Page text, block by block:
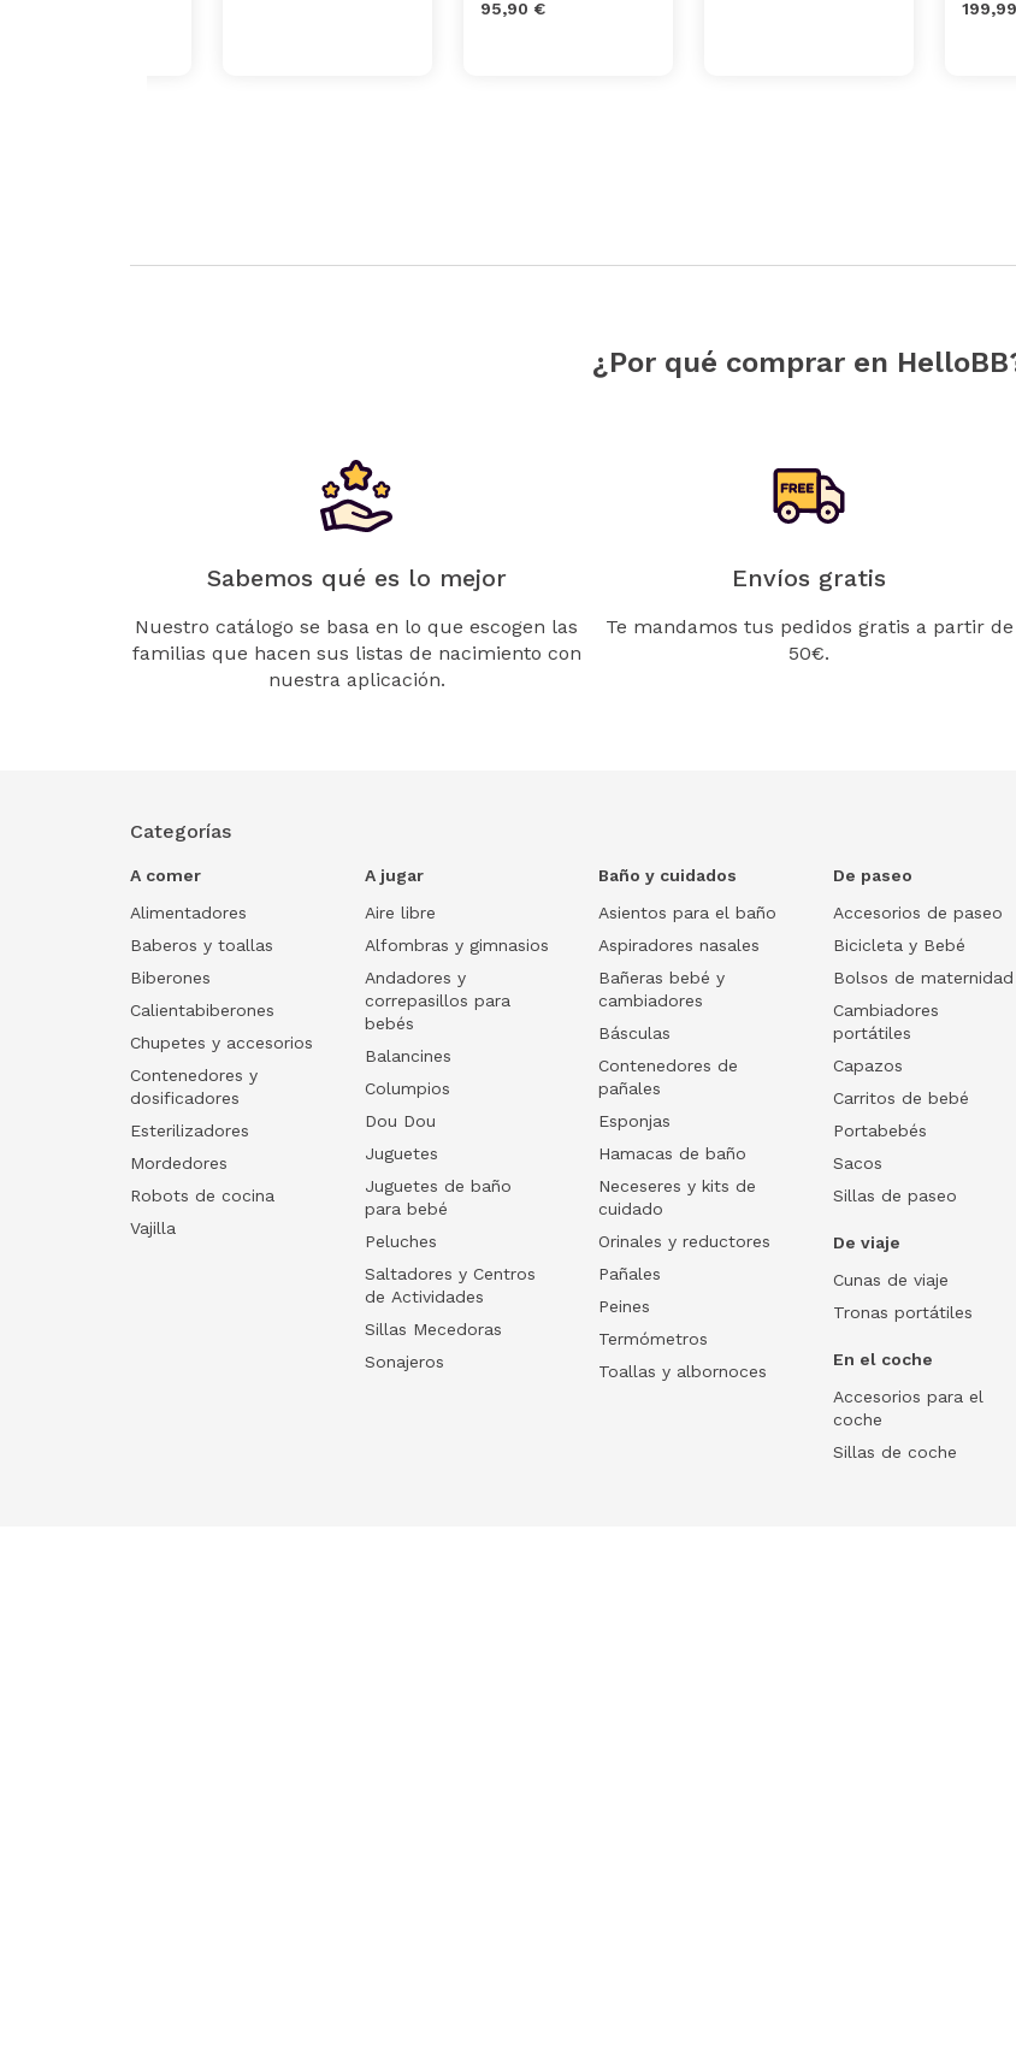
95,90 €
¿Por qué comprar en
Sabemos qué es lo mejor
Nuestro catálogo se basa en lo que escogen las
familias que hacen sus listas de nacimiento con
nuestra aplicación.
Envíos gratis
Te mandamos tus pedidos gratis a partir de
50€.
Categorías
A comer
Alimentadores
Baberos y toallas
Biberones
Calientabiberones
Chupetes y accesorios
Contenedores y
dosificadores
Esterilizadores
Mordedores
Robots de cocina
Vajilla
A jugar
Aire libre
Alfombras y gimnasios
Andadores y
correpasillos para
bebés
Balancines
Columpios
Dou Dou
Juguetes
Juguetes de baño
para bebé
Peluches
Saltadores y Centros
de Actividades
Sillas Mecedoras
Sonajeros
Baño y cuidados
Asientos para el baño
Aspiradores nasales
Bañeras bebé y
cambiadores
Básculas
Contenedores de
pañales
Esponjas
Hamacas de baño
Neceseres y kits de
cuidado
Orinales y reductores
Pañales
Peines
Termómetros
Toallas y albornoces
De paseo
Accesorios de paseo
Bicicleta y Bebé
Bolsos de maternidad
Cambiadores
portátiles
Capazos
Carritos de bebé
Portabebés
Sacos
Sillas de paseo
De viaje
Cunas de viaje
Tronas portátiles
En el coche
Accesorios para el
coche
Sillas de coche